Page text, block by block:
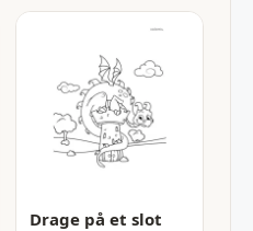
Drage på et slot